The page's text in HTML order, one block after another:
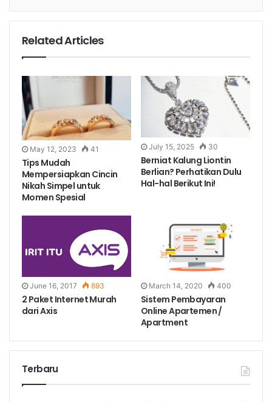
Related Articles
May 12, 2023 41
Tips Mudah
Mempersiapkan Cincin
Nikah Simpel untuk
Momen Spesial
July 15, 2025 30
Berniat Kalung Liontin
Berlian? Perhatikan Dulu
Hal-hal Berikut Ini!
June 16, 2017 893
2 Paket Internet Murah
dari Axis
March 14, 2020 400
Sistem Pembayaran
Online Apartemen /
Apartment
Terbaru